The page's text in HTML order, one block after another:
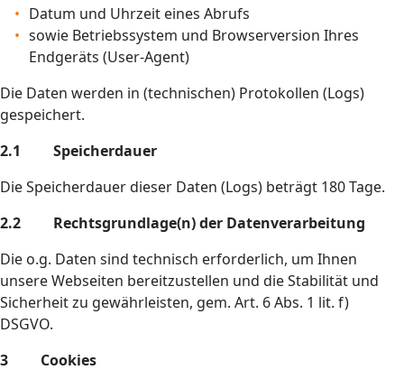
Datum und Uhrzeit eines Abrufs
sowie Betriebssystem und Browserversion Ihres
Endgeräts (User-Agent)
Die Daten werden in (technischen) Protokollen (Logs)
gespeichert.
2.1 Speicherdauer
Die Speicherdauer dieser Daten (Logs) beträgt 180 Tage.
2.2 Rechtsgrundlage(n) der Datenverarbeitung
Die o.g. Daten sind technisch erforderlich, um Ihnen
unsere Webseiten bereitzustellen und die Stabilität und
Sicherheit zu gewährleisten, gem. Art. 6 Abs. 1 lit. f)
DSGVO.
3 Cookies